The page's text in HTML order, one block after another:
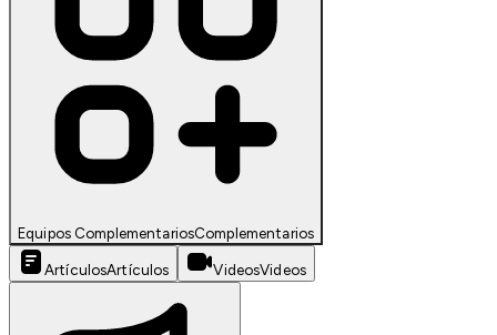
Equipos ComplementariosComplementarios
ArtículosArtículos VideosVideos